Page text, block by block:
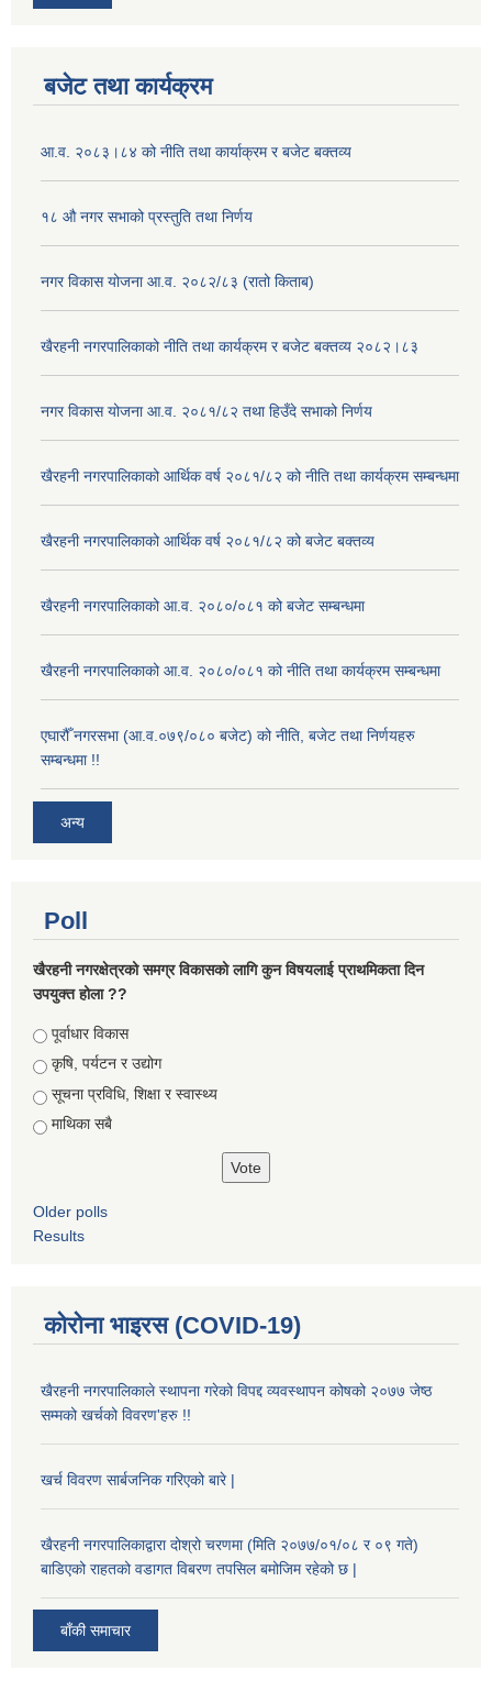
बजेट तथा कार्यक्रम
आ.व. २०८३।८४ को नीति तथा कार्याक्रम र बजेट बक्तव्य
१८ औ नगर सभाको प्रस्तुति तथा निर्णय
नगर विकास योजना आ.व. २०८२/८३ (रातो किताब)
खैरहनी नगरपालिकाको नीति तथा कार्यक्रम र बजेट बक्तव्य २०८२।८३
नगर विकास योजना आ.व. २०८१/८२ तथा हिउँदे सभाको निर्णय
खैरहनी नगरपालिकाको आर्थिक वर्ष २०८१/८२ को नीति तथा कार्यक्रम सम्बन्धमा
खैरहनी नगरपालिकाको आर्थिक वर्ष २०८१/८२ को बजेट बक्तव्य
खैरहनी नगरपालिकाको आ.व. २०८०/०८१ को बजेट सम्बन्धमा
खैरहनी नगरपालिकाको आ.व. २०८०/०८१ को नीति तथा कार्यक्रम सम्बन्धमा
एघारौँ नगरसभा (आ.व.०७९/०८० बजेट) को नीति, बजेट तथा निर्णयहरु
सम्बन्धमा !!
अन्य
Poll
खैरहनी नगरक्षेत्रको समग्र विकासको लागि कुन विषयलाई प्राथमिकता दिन
उपयुक्त होला ??
Choices
पूर्वाधार विकास
कृषि, पर्यटन र उद्योग
सूचना प्रविधि, शिक्षा र स्वास्थ्य
माथिका सबै
Older polls
Results
कोरोना भाइरस (COVID-19)
खैरहनी नगरपालिकाले स्थापना गरेको विपद्द व्यवस्थापन कोषको २०७७ जेष्ठ
सम्मको खर्चको विवरण'हरु !!
खर्च विवरण सार्बजनिक गरिएको बारे |
खैरहनी नगरपालिकाद्वारा दोश्रो चरणमा (मिति २०७७/०१/०८ र ०९ गते)
बाडिएको राहतको वडागत विबरण तपसिल बमोजिम रहेको छ |
बाँकी समाचार